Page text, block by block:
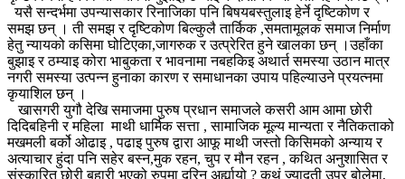
यसै सन्दर्भमा उपन्यासकार रिनाजिका पनि बिषयबस्तुलाइ हेर्ने दृष्टिकोण र
समझ छन् । ती समझ र दृष्टिकोण बिल्कुलै तार्किक ,समतामूलक समाज निर्माण
हेतु न्यायको कसिमा घोटिएका,जागरुक र उत्प्रेरित हुने खालका छन् ।उहाँका
बुझाइ र ठम्याइ कोरा भाबुकता र भावनामा नबहकिइ अथार्त समस्या उठान मात्र
नगरी समस्या उत्पन्न हुनाका कारण र समाधानका उपाय पहिल्याउने प्रयत्नमा
कृयाशिल छन् ।
खासगरी युगौ देखि समाजमा पुरुष प्रधान समाजले कसरी आम आमा छोरी
दिदिबहिनी र महिला माथी धार्मिक सत्ता , सामाजिक मूल्य मान्यता र नैतिकताको
मखमली बर्को ओढाइ , पढाइ पुरुष द्वारा आफू माथी जस्तो किसिमको अन्याय र
अत्याचार हुंदा पनि सहेर बस्न,मुक रहन, चुप र मौन रहन , कथित अनुशासित र
संस्कारित छोरी बुहारी भएको रुपमा दरिन अर्ह्यायो ? कथं ज्यादती उपर बोलेमा,